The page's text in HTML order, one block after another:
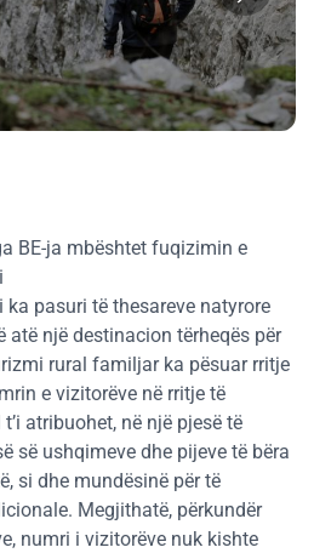
BE-ja mbështet fuqizimin e
ka pasuri të thesareve natyrore
atë një destinacion tërheqës për
rural familjar ka pësuar rritje
e vizitorëve në rritje të
atribuohet, në një pjesë të
së ushqimeve dhe pijeve të bëra
si dhe mundësinë për të
Megjithatë, përkundër
numri i vizitorëve nuk kishte